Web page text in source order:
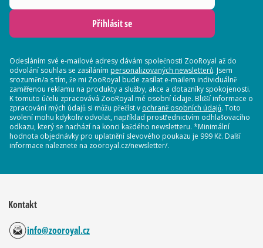
Přihlásit se
Odesláním své e-mailové adresy dávám společnosti ZooRoyal až do
odvolání souhlas se zasíláním personalizovaných newsletterů. Jsem
srozuměn/a s tím, že mi ZooRoyal bude zasílat e-mailem individuálně
zaměřenou reklamu na produkty a služby, akce a dotazníky spokojenosti.
K tomuto účelu zpracovává ZooRoyal mé osobní údaje. Bližší informace o
zpracování mých údajů si můžu přečíst v ochraně osobních údajů. Toto
svolení mohu kdykoliv odvolat, například prostřednictvím odhlašovacího
odkazu, který se nachází na konci každého newsletteru. *Minimální
hodnota objednávky pro uplatnění slevového poukazu je 999 Kč. Další
informace naleznete na zooroyal.cz/newsletter/.
Kontakt
info@zooroyal.cz